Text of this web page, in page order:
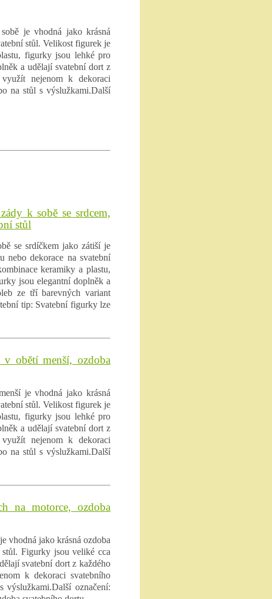
je vhodná jako krásná
stůl. Velikost figurek je
figurky jsou lehké pro
a udělají svatební dort z
nejenom k dekoraci
na stůl s výslužkami.Další
k sobě se srdcem,
stůl
se srdíčkem jako zátiší je
nebo dekorace na svatební
keramiky a plastu,
jsou elegantní doplněk a
ze tří barevných variant
tip: Svatební figurky lze
v obětí menší, ozdoba
je vhodná jako krásná
stůl. Velikost figurek je
figurky jsou lehké pro
a udělají svatební dort z
nejenom k dekoraci
na stůl s výslužkami.Další
na motorce, ozdoba
vhodná jako krásná ozdoba
stůl. Figurky jsou veliké cca
svatební dort z každého
k dekoraci svatebního
výslužkami.Další označení: